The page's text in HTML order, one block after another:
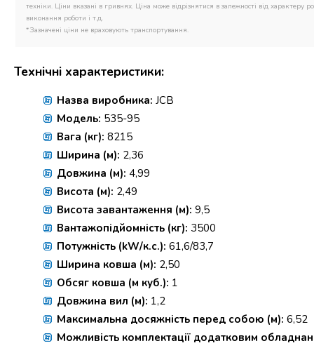
техніки. Ціни вказані в гривнях. Ціна може відрізнятися в залежності від характеру
виконання роботи і т.д.
*Зазначені ціни не враховують транспортування.
Технічні характеристики:
Назва виробника: JCB
Модель: 535-95
Вага (кг): 8215
Ширина (м): 2,36
Довжина (м): 4,99
Висота (м): 2,49
Висота завантаження (м): 9,5
Вантажопідйомність (кг): 3500
Потужність (kW/к.с.): 61,6/83,7
Ширина ковша (м): 2,50
Обсяг ковша (м куб.): 1
Довжина вил (м): 1,2
Максимальна досяжність перед собою (м): 6,52
Можливість комплектації додатковим